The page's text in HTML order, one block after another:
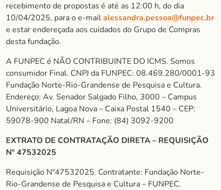
recebimento de propostas é até as 12:00 h, do dia
10/04/2025, para o e-mailalessandra.pessoa@funpec.br
e estar endereçada aos cuidados do Grupo de Compras
desta fundação.
A FUNPEC é NÃO CONTRIBUINTE DO ICMS. Somos
consumidor Final. CNPJ da FUNPEC: 08.469.280/0001-93
Fundação Norte-Rio-Grandense de Pesquisa e Cultura.
Endereço: Av. Senador Salgado Filho, 3000 – Campus
Universitário, Lagoa Nova – Caixa Postal 1540 – CEP:
59078-900 Natal/RN – Fone: (84) 3092-9200
EXTRATO DE CONTRATAÇÃO DIRETA – REQUISIÇÃO
Nº 47532025
Requisição Nº47532025. Contratante: Fundação Norte-
Rio-Grandense de Pesquisa e Cultura – FUNPEC.